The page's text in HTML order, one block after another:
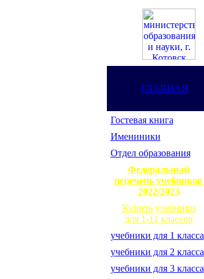
ГЛАВНАЯ
Гостевая книга
Имениники
Отдел образования
Федеральный
перечень учебников
2022/2023
Купить учебники
для 1-11 классов
учебники для 1 класса
учебники для 2 класса
учебники для 3 класса